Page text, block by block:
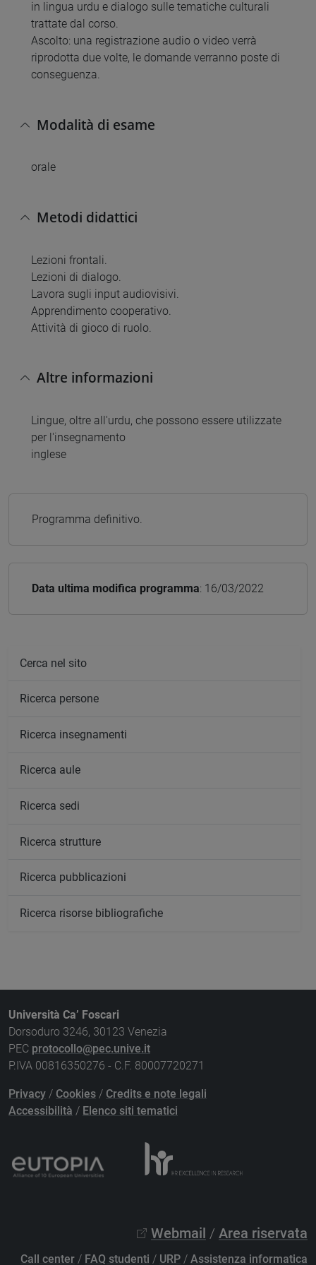
in lingua urdu e dialogo sulle tematiche culturali
trattate dal corso.
Ascolto: una registrazione audio o video verrà
riprodotta due volte, le domande verranno poste di
conseguenza.
Modalità di esame
orale
Metodi didattici
Lezioni frontali.
Lezioni di dialogo.
Lavora sugli input audiovisivi.
Apprendimento cooperativo.
Attività di gioco di ruolo.
Altre informazioni
Lingue, oltre all'urdu, che possono essere utilizzate
per l'insegnamento
inglese
Programma definitivo.
Data ultima modifica programma: 16/03/2022
Cerca nel sito
Ricerca persone
Ricerca insegnamenti
Ricerca aule
Ricerca sedi
Ricerca strutture
Ricerca pubblicazioni
Ricerca risorse bibliografiche
Università Ca’ Foscari
Dorsoduro 3246, 30123 Venezia
PEC protocollo@pec.unive.it
P.IVA 00816350276 - C.F. 80007720271
Privacy / Cookies / Credits e note legali
Accessibilità / Elenco siti tematici
Webmail / Area riservata
Call center / FAQ studenti / URP / Assistenza informatica